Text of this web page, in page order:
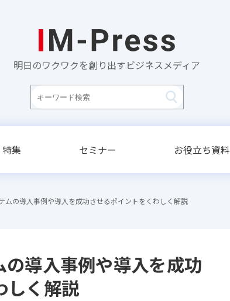
明日のワクワクを創り出すビジネスメディア
特集 セミナー お役立ち資料
ムの導入事例や導入を成功させるポイントをくわしく解説
導入事例や導入を成功
しく解説